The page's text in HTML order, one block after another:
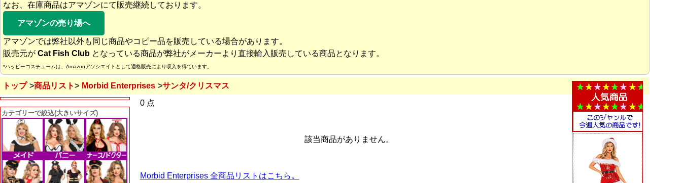
なお、在庫商品はアマゾンにて販売継続しております。
アマゾンの売り場へ
アマゾンでは弊社以外も同じ商品やコピー品を販売している場合があります。
販売元が Cat Fish Club となっている商品が弊社がメーカーより直接輸入販売している商品となります。
*ハッピーコスチュームは、Amazonアソシエイトとして適格販売により収入を得ています。
トップ 商品リスト Morbid Enterprises サンタ/クリスマス
カテゴリーで絞込(大きいサイズ)
0 点
該当商品がありません。
Morbid Enterprises 全商品リストはこちら。